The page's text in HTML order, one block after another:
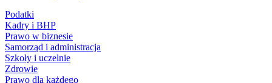
Podatki
Kadry i BHP
Prawo w biznesie
Samorząd i administracja
Szkoły i uczelnie
Zdrowie
Prawo dla każdego